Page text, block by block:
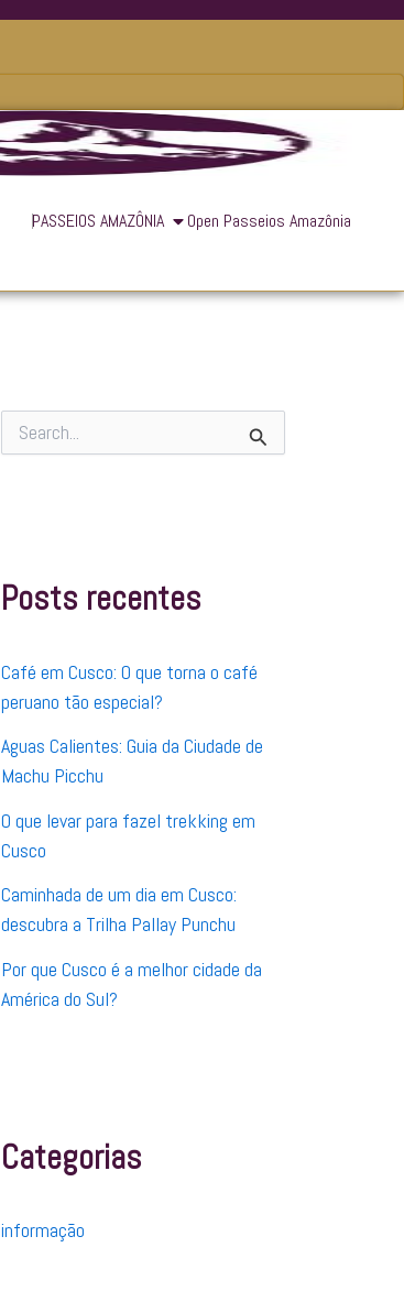
PASSEIOS AMAZÔNIA
Open Passeios Amazônia
e
a
r
r
:
Posts recentes
Café em Cusco: O que torna o café
peruano tão especial?
Aguas Calientes: Guia da Ciudade de
Machu Picchu
O que levar para fazel trekking em
Cusco
Caminhada de um dia em Cusco:
descubra a Trilha Pallay Punchu
Por que Cusco é a melhor cidade da
América do Sul?
Categorias
informação